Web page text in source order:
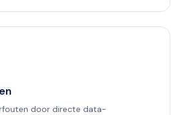
door directe data-